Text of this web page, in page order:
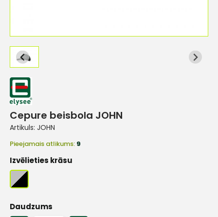
Cepure beisbola JOHN
Artikuls: JOHN
Pieejamais atlikums: 9
Izvēlieties krāsu
Daudzums